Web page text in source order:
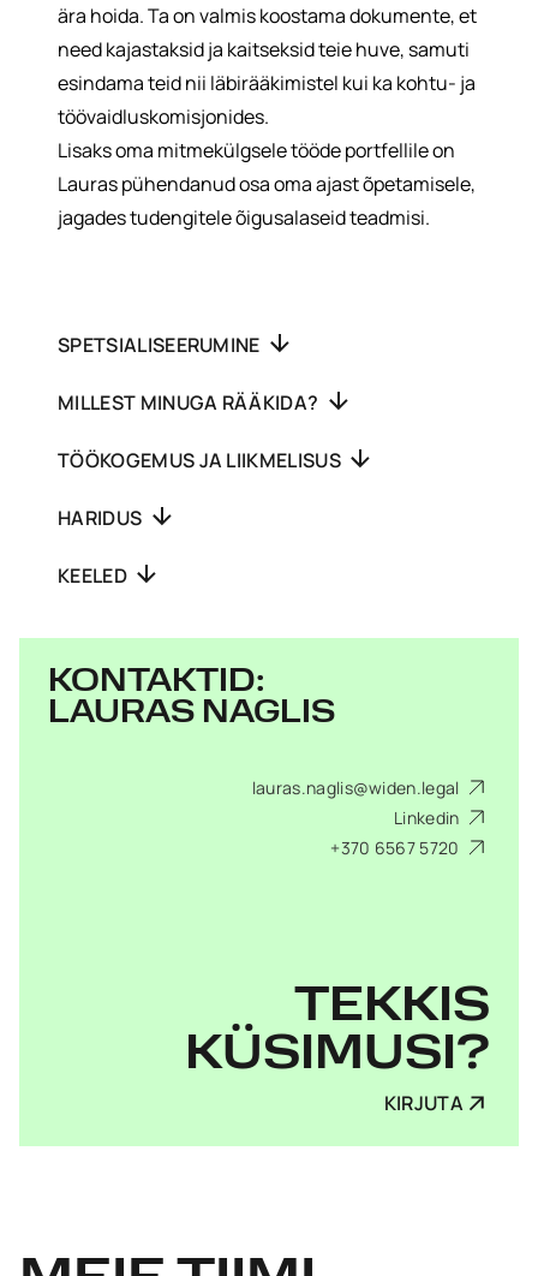
ära hoida. Ta on valmis koostama dokumente, et
need kajastaksid ja kaitseksid teie huve, samuti
esindama teid nii läbirääkimistel kui ka kohtu- ja
töövaidluskomisjonides.
Lisaks oma mitmekülgsele tööde portfellile on
Lauras pühendanud osa oma ajast õpetamisele,
jagades tudengitele õigusalaseid teadmisi.
SPETSIALISEERUMINE
MILLEST MINUGA RÄÄKIDA?
TÖÖKOGEMUS JA LIIKMELISUS
HARIDUS
KEELED
KONTAKTID:
LAURAS NAGLIS
lauras.naglis@widen.legal
Linkedin
+370 6567 5720
TEKKIS
KÜSIMUSI?
KIRJUTA